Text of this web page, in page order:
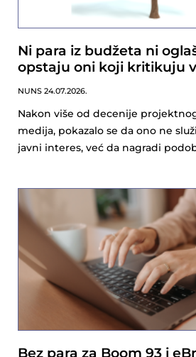
Ni para iz budžeta ni
opstaju oni koji kritikuju
NUNS 24.07.2026.
Nakon više od decenije
medija, pokazalo se da ono ne
javni interes, već da nagradi
Bez para za Boom 93 i